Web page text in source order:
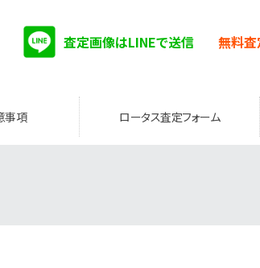
査定画像はLINEで送信 無料査
事項 ロータス査定フォーム